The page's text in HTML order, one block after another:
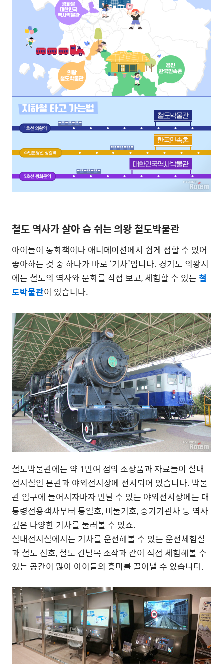
철도 역사가 살아 숨 쉬는 의왕 철도박물관
아이들이 동화책이나 애니메이션에서 쉽게 접할 수 있어
좋아하는 것 중 하나가 바로 ‘기차’입니다. 경기도 의왕시
에는 철도의 역사와 문화를 직접 보고, 체험할 수 있는철
도박물관이 있습니다.
철도박물관에는 약 1만여 점의 소장품과 자료들이 실내
전시실인 본관과 야외전시장에 전시되어 있습니다. 박물
관 입구에 들어서자마자 만날 수 있는 야외전시장에는 대
통령전용객차부터 통일호, 비둘기호, 증기기관차 등 역사
깊은 다양한 기차를 둘러볼 수 있죠.
실내전시실에서는 기차를 운전해볼 수 있는 운전체험실
과 철도 신호, 철도 건널목 조작과 같이 직접 체험해볼 수
있는 공간이 많아 아이들의 흥미를 끌어낼 수 있습니다.